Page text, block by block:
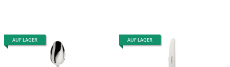
AUF LAGER AUF LAGER